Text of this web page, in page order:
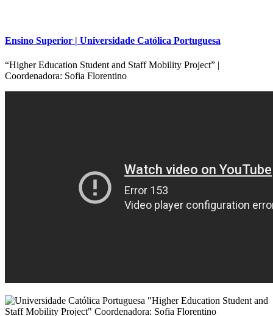
Ensino Superior | Universidade Católica Portuguesa
“Higher Education Student and Staff Mobility Project” |
Coordenadora: Sofia Florentino